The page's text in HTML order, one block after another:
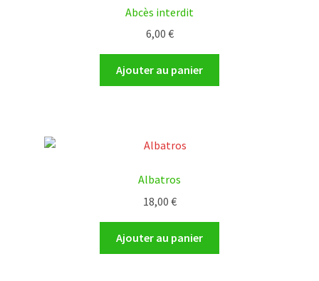
Abcès interdit
6,00 €
Ajouter au panier
Albatros
18,00 €
Ajouter au panier